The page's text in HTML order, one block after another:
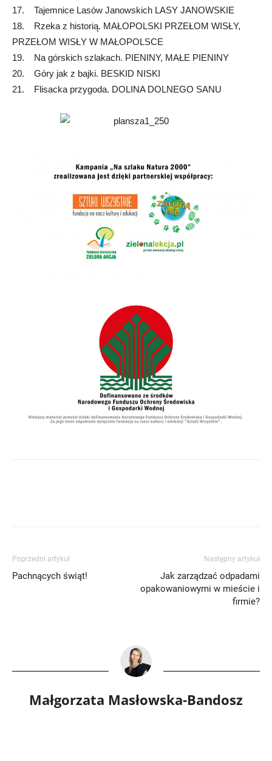
17. Tajemnice Lasów Janowskich LASY JANOWSKIE
18. Rzeka z historią. MAŁOPOLSKI PRZEŁOM WISŁY,
PRZEŁOM WISŁY W MAŁOPOLSCE
19. Na górskich szlakach. PIENINY, MAŁE PIENINY
20. Góry jak z bajki. BESKID NISKI
21. Flisacka przygoda. DOLINA DOLNEGO SANU
Poprzedni artykuł
Pachnących świąt!
Następny artykuł
Jak zarządzać odpadami
opakowaniowymi w mieście i
firmie?
Małgorzata Masłowska-Bandosz